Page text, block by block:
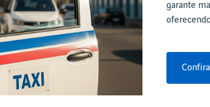
garante